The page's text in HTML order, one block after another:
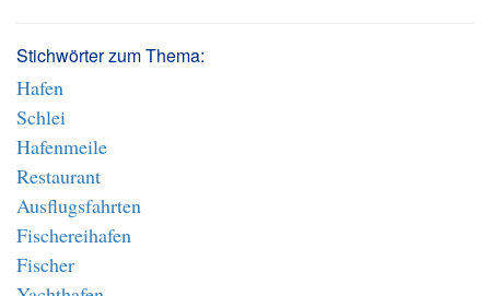
Stichwörter zum Thema:
Hafen
Schlei
Hafenmeile
Restaurant
Ausflugsfahrten
Fischereihafen
Fischer